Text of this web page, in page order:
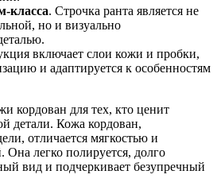
класса. Строчка ранта является не
но и визуально
включает слои кожи и пробки,
и адаптируется к особенностям
кордован для тех, кто ценит
детали. Кожа кордован,
отличается мягкостью и
Она легко полируется, долго
вид и подчеркивает безупречный